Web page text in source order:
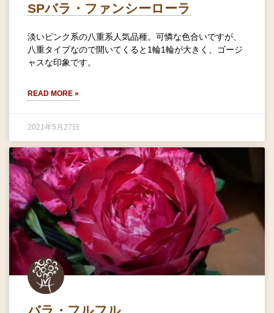
SPバラ・ファンシーローラ
淡いピンク系の八重系人気品種。可憐な色合いですが、
八重タイプなので開いてくると1輪1輪が大きく、ゴージ
ャスな印象です。
READ MORE »
2021年5月27日
バラ・フルフル